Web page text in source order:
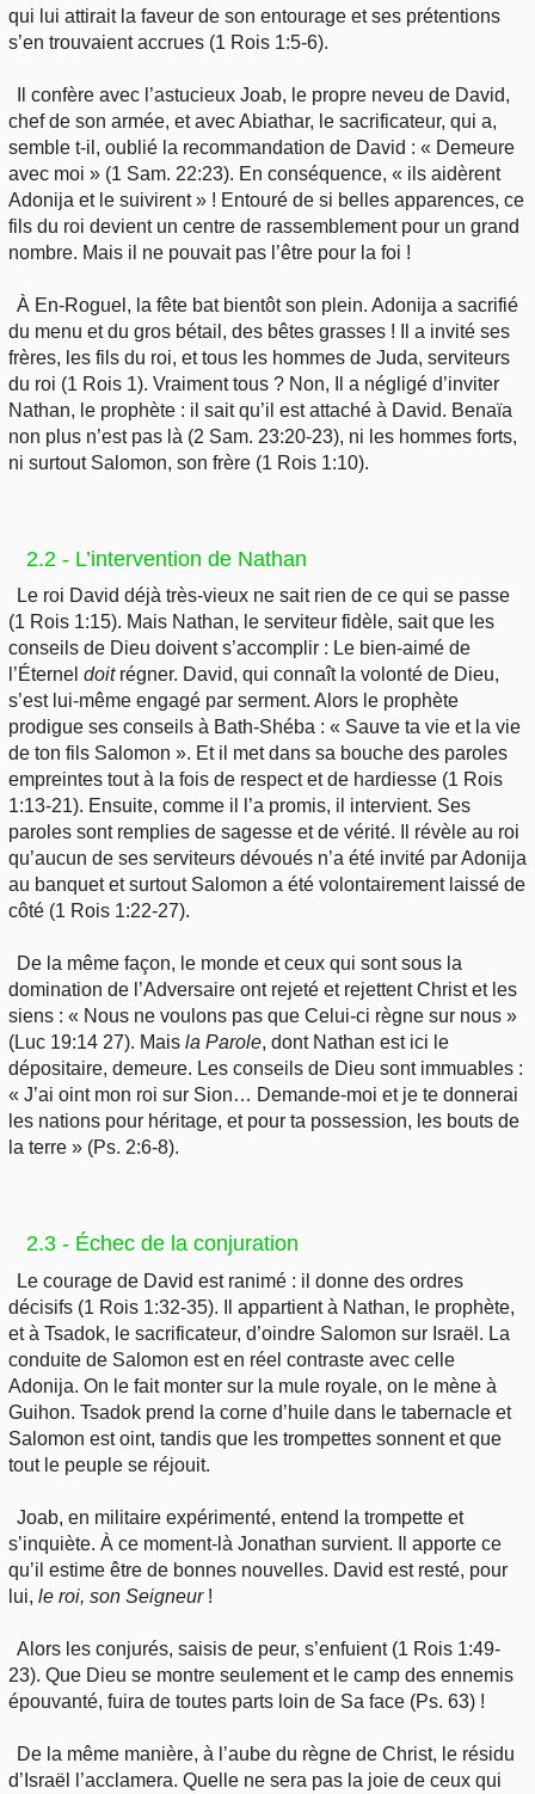
qui lui attirait la faveur de son entourage et ses prétentions
s’en trouvaient accrues (1 Rois 1:5-6).
Il confère avec l’astucieux Joab, le propre neveu de David,
chef de son armée, et avec Abiathar, le sacrificateur, qui a,
semble t-il, oublié la recommandation de David : « Demeure
avec moi » (1 Sam. 22:23). En conséquence, « ils aidèrent
Adonija et le suivirent » ! Entouré de si belles apparences, ce
fils du roi devient un centre de rassemblement pour un grand
nombre. Mais il ne pouvait pas l’être pour la foi !
À En-Roguel, la fête bat bientôt son plein. Adonija a sacrifié
du menu et du gros bétail, des bêtes grasses ! Il a invité ses
frères, les fils du roi, et tous les hommes de Juda, serviteurs
du roi (1 Rois 1). Vraiment tous ? Non, Il a négligé d’inviter
Nathan, le prophète : il sait qu’il est attaché à David. Benaïa
non plus n’est pas là (2 Sam. 23:20-23), ni les hommes forts,
ni surtout Salomon, son frère (1 Rois 1:10).
2.2 - L’intervention de Nathan
Le roi David déjà très-vieux ne sait rien de ce qui se passe
(1 Rois 1:15). Mais Nathan, le serviteur fidèle, sait que les
conseils de Dieu doivent s’accomplir : Le bien-aimé de
l’Éternel doitrégner. David, qui connaît la volonté de Dieu,
s’est lui-même engagé par serment. Alors le prophète
prodigue ses conseils à Bath-Shéba : « Sauve ta vie et la vie
de ton fils Salomon ». Et il met dans sa bouche des paroles
empreintes tout à la fois de respect et de hardiesse (1 Rois
1:13-21). Ensuite, comme il l’a promis, il intervient. Ses
paroles sont remplies de sagesse et de vérité. Il révèle au roi
qu’aucun de ses serviteurs dévoués n’a été invité par Adonija
au banquet et surtout Salomon a été volontairement laissé de
côté (1 Rois 1:22-27).
De la même façon, le monde et ceux qui sont sous la
domination de l’Adversaire ont rejeté et rejettent Christ et les
siens : « Nous ne voulons pas que Celui-ci règne sur nous »
(Luc 19:14 27). Mais la Parole, dont Nathan est ici le
dépositaire, demeure. Les conseils de Dieu sont immuables :
« J’ai oint mon roi sur Sion… Demande-moi et je te donnerai
les nations pour héritage, et pour ta possession, les bouts de
la terre » (Ps. 2:6-8).
2.3 - Échec de la conjuration
Le courage de David est ranimé : il donne des ordres
décisifs (1 Rois 1:32-35). Il appartient à Nathan, le prophète,
et à Tsadok, le sacrificateur, d’oindre Salomon sur Israël. La
conduite de Salomon est en réel contraste avec celle
Adonija. On le fait monter sur la mule royale, on le mène à
Guihon. Tsadok prend la corne d’huile dans le tabernacle et
Salomon est oint, tandis que les trompettes sonnent et que
tout le peuple se réjouit.
Joab, en militaire expérimenté, entend la trompette et
s’inquiète. À ce moment-là Jonathan survient. Il apporte ce
qu’il estime être de bonnes nouvelles. David est resté, pour
lui, le roi, son Seigneur!
Alors les conjurés, saisis de peur, s’enfuient (1 Rois 1:49-
23). Que Dieu se montre seulement et le camp des ennemis
épouvanté, fuira de toutes parts loin de Sa face (Ps. 63) !
De la même manière, à l’aube du règne de Christ, le résidu
d’Israël l’acclamera. Quelle ne sera pas la joie de ceux qui